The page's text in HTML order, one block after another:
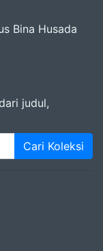
Bina Husada
judul,
Cari Koleksi